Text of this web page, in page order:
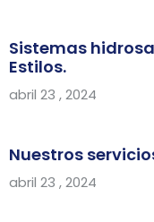
Sistemas
Estilos.
abril 23 , 2024
Nuestros
abril 23 , 2024